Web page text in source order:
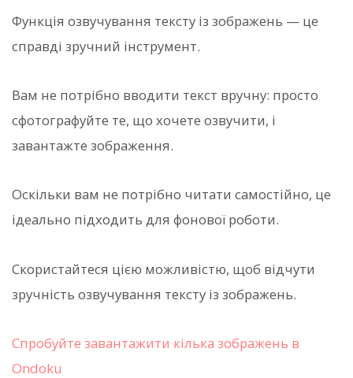
Функція озвучування тексту із зображень — це
справді зручний інструмент.
Вам не потрібно вводити текст вручну: просто
сфотографуйте те, що хочете озвучити, і
завантажте зображення.
Оскільки вам не потрібно читати самостійно, це
ідеально підходить для фонової роботи.
Скористайтеся цією можливістю, щоб відчути
зручність озвучування тексту із зображень.
Спробуйте завантажити кілька зображень в
Ondoku